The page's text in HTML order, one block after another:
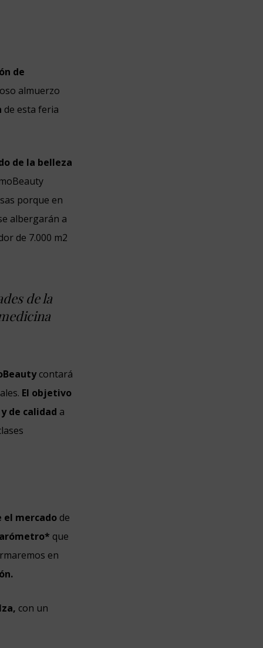
de
almuerzo
de esta feria
de la belleza
porque en
albergarán a
de 7.000 m2
de la
contará
El objetivo
de calidad a
el mercado de
que
en
con un